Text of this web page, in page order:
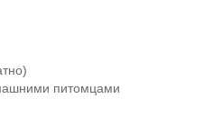
питомцами